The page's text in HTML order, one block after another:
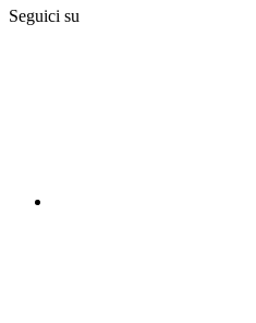
Seguici su